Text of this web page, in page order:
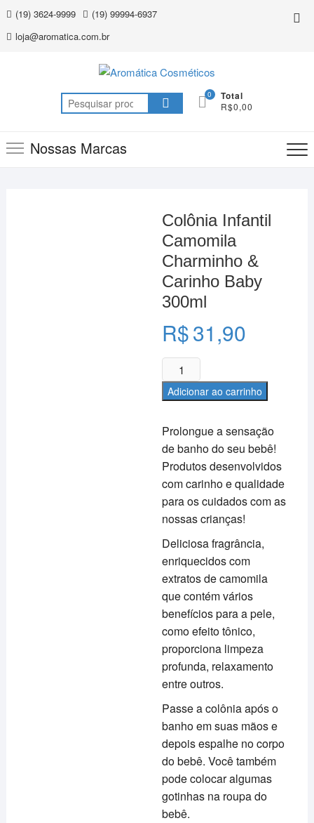
Skip
content
(19) 3624-9999
(19) 99994-6937
loja@aromatica.com.br
Pesquisar
por:
0 Total
R$0,00
Nossas Marcas
Colônia Infantil
Camomila
Charminho &
Carinho Baby
300ml
R$31,90
Prolongue a sensação
de banho do seu bebê!
Produtos desenvolvidos
com carinho e qualidade
para os cuidados com as
nossas crianças!
Deliciosa fragrância,
enriquecidos com
extratos de camomila
que contém vários
benefícios para a pele,
como efeito tônico,
proporciona limpeza
profunda, relaxamento
entre outros.
Passe a colônia após o
banho em suas mãos e
depois espalhe no corpo
do bebê. Você também
pode colocar algumas
gotinhas na roupa do
bebê.
Colônia
Infantil
Camomila
&
Carinho
Baby
300ml
quantidade
Adicionar ao carrinho